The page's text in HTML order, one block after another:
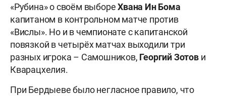
«Рубина» о своём выбореХвана ИнБома
капитаном в контрольном матче против
«Вислы». Но и в чемпионате с капитанской
повязкой в четырёх матчах выходили три
разных игрока – Самошников, Георгий Зотови
Кварацхелия.
При Бердыеве было негласное правило, что